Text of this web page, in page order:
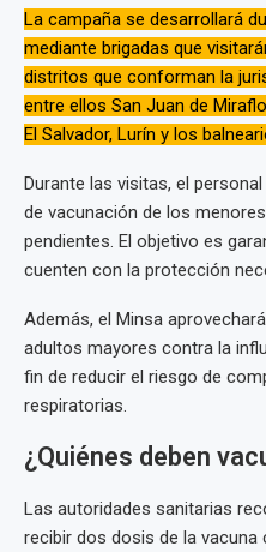
La campaña se desarrollará
mediante brigadas que
distritos que conforman la
entre ellos San Juan de
El Salvador, Lurín y los
Durante las visitas, el
de vacunación de los
pendientes. El objetivo es
cuenten con la protección
Además, el Minsa
adultos mayores contra la
fin de reducir el riesgo de
respiratorias.
¿Quiénes deben
Las autoridades sanitarias
recibir dos dosis de la